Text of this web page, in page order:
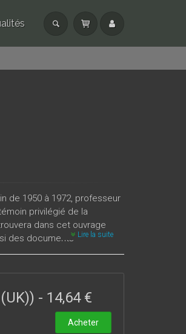
de 1950 à 1972, professeur
privilégié de la
dans cet ouvrage
des documents
actuelle, parmi ses œuvres
Lire la suite
- 14,64 €
Acheter